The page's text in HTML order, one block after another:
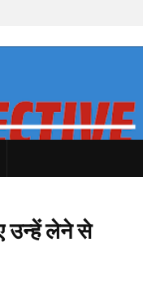
उन्हें लेने से